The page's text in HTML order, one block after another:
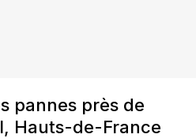
pannes près de
Hauts-de-France